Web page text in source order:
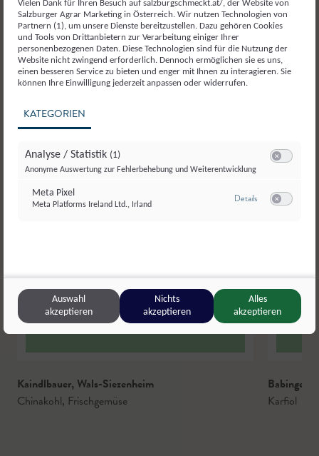
Gemüse und Gemüseerzeugnisse
Kaindlbauer, Wals-Siezenheim
Chinakohl, Frischgemüse
Karfiol
Vielen Dank für Ihren Besuch auf salzburgschmeckt.at/, der Website von
Salzburger Agrar Marketing in Österreich. Wir nutzen Technologien von
Partnern (1), um unsere Dienste bereitzustellen. Dazu gehören Cookies
und Tools von Drittanbietern zur Verarbeitung einiger Ihrer
personenbezogenen Daten. Diese Technologien sind für die Nutzung der
Website nicht zwingend erforderlich. Dennoch ermöglichen sie es uns,
einen besseren Service zu bieten und enger mit Ihnen zu interagieren. Sie
können Ihre Einwilligung jederzeit anpassen oder widerrufen.
KATEGORIEN
Analyse / Statistik (1)
Anonyme Auswertung zur Fehlerbehebung und Weiterentwicklung
Meta Pixel
Meta Platforms Ireland Ltd., Irland
Detailszu Meta Pixel
Auswahl
akzeptieren
Nichts
akzeptieren
Alles
akzeptieren